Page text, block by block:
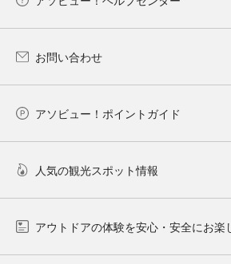
お問い合わせ
アソビュー！ポイントガイド
人気の観光スポット情報
アウトドアの体験を安心・安全にお楽